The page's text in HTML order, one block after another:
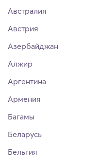
Австралия
Австрия
Азербайджан
Алжир
Аргентина
Армения
Багамы
Беларусь
Бельгия